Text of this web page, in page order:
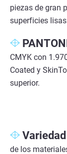
piezas de gran
superficies
CMYK con
Coated y
superior.
de los